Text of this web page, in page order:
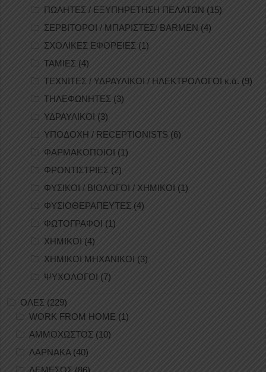
ΠΩΛΗΤΕΣ / ΕΞΥΠΗΡΕΤΗΣΗ ΠΕΛΑΤΩΝ (15)
ΣΕΡΒΙΤΟΡΟΙ / ΜΠΑΡΙΣΤΕΣ/ BARMEN (4)
ΣΧΟΛΙΚΕΣ ΕΦΟΡΕΙΕΣ (1)
ΤΑΜΙΕΣ (4)
ΤΕΧΝΙΤΕΣ / ΥΔΡΑΥΛΙΚΟΙ / ΗΛΕΚΤΡΟΛΟΓΟΙ κ.ά. (9)
ΤΗΛΕΦΩΝΗΤΕΣ (3)
ΥΔΡΑΥΛΙΚΟΙ (3)
ΥΠΟΔΟΧΗ / RECEPTIONISTS (6)
ΦΑΡΜΑΚΟΠΟΙΟΙ (1)
ΦΡΟΝΤΙΣΤΡΙΕΣ (2)
ΦΥΣΙΚΟΙ / ΒΙΟΛΟΓΟΙ / ΧΗΜΙΚΟΙ (1)
ΦΥΣΙΟΘΕΡΑΠΕΥΤΕΣ (4)
ΦΩΤΟΓΡΑΦΟΙ (1)
ΧΗΜΙΚΟΙ (4)
ΧΗΜΙΚΟΙ ΜΗΧΑΝΙΚΟΙ (3)
ΨΥΧΟΛΟΓΟΙ (7)
ΟΛΕΣ (229)
WORK FROM HOME (1)
ΑΜΜΟΧΩΣΤΟΣ (10)
ΛΑΡΝΑΚΑ(40)
ΛΕΜΕΣΟΣ (86)